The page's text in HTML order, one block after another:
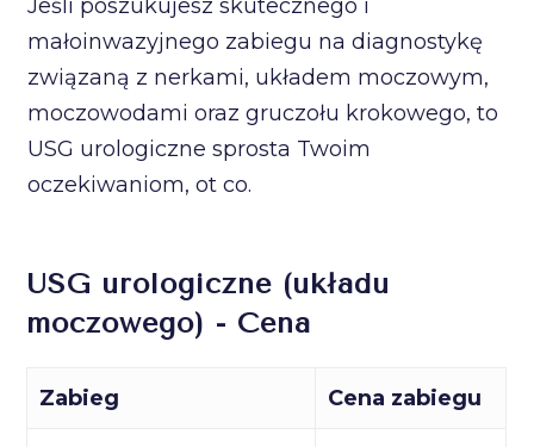
Jeśli poszukujesz skutecznego i
małoinwazyjnego zabiegu na diagnostykę
związaną z nerkami, układem moczowym,
moczowodami oraz gruczołu krokowego, to
USG urologiczne sprosta Twoim
oczekiwaniom, ot co.
USG urologiczne (układu
moczowego) - Cena
Zabieg Cena zabiegu